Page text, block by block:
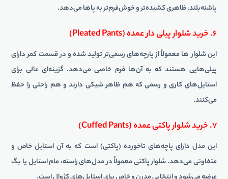
پاشنه‌بلند، ظاهری کشیده‌تر و خوش‌فرم‌تر به پاها می‌دهد.
۶. خرید شلوار پیلی دار عمده (Pleated Pants)
این شلوار ها معمولاً از پارچه‌های رسمی‌تر تولید شده و در قسمت کمر دارای
پیلی‌هایی هستند که به آن‌ها فرم خاصی می‌دهد. گزینه‌ای عالی برای
استایل‌های کاری و رسمی که هم ظاهر شیکی دارند و هم راحتی را حفظ
می‌کنند.
۷. خرید شلوار پاکتی عمده (Cuffed Pants)
این مدل دارای پاچه‌های تاخورده (پاکتی) است که به آن استایل خاص و
متفاوتی می‌دهد. شلوار پاکتی معمولاً در مدل‌های راسته، مام استایل یا بگ